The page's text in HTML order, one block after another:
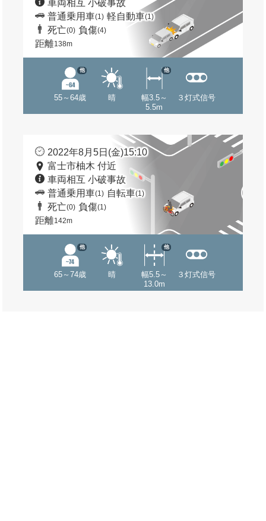
車両相互 小破事故
普通乗用車(1) 軽自動車(1)
死亡(0) 負傷(4)
距離138m
55～64歳
他
晴
幅3.5～
5.5m
他
３灯式信号
2022年8月5日(金)15:10
富士市柚木 付近
車両相互 小破事故
普通乗用車(1) 自転車(1)
死亡(0) 負傷(1)
距離142m
65～74歳
他
晴
幅5.5～
13.0m
他
３灯式信号